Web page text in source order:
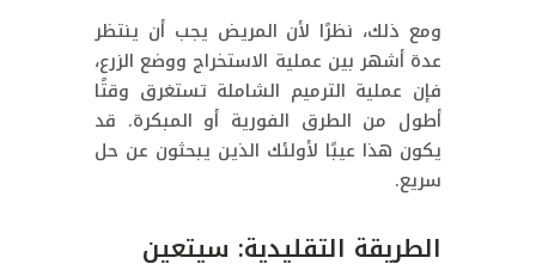
ومع ذلك، نظرًا لأن المريض يجب أن ينتظر
عدة أشهر بين عملية الاستخراج ووضع الزرع،
فإن عملية الترميم الشاملة تستغرق وقتًا
أطول من الطرق الفورية أو المبكرة. قد
يكون هذا عيبًا لأولئك الذين يبحثون عن حل
سريع.
الطريقة التقليدية: سيتعين